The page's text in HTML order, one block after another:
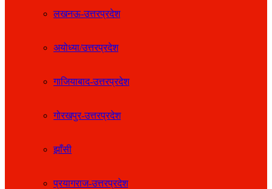
लखनऊ-उत्तरप्रदेश
अयोध्या/उत्तरप्रदेश
गाजियाबाद-उत्तरप्रदेश
गोरखपुर-उत्तरप्रदेश
झाँसी
प्रयागराज-उत्तरप्रदेश